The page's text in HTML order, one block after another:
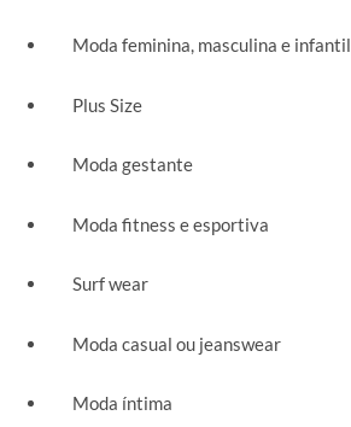
Moda feminina, masculina e infantil
Plus Size
Moda gestante
Moda fitness e esportiva
Surf wear
Moda casual ou jeanswear
Moda íntima